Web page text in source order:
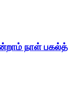
நாள் பகல்த்